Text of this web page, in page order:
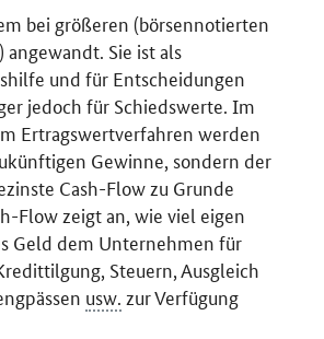
bei größeren (börsennotierten
angewandt. Sie ist als
und für Entscheidungen
jedoch für Schiedswerte. Im
Ertragswertverfahren werden
Gewinne, sondern der
Cash-Flow zu Grunde
Flow zeigt an, wie viel eigen
Geld dem Unternehmen für
Steuern, Ausgleich
usw. zur Verfügung